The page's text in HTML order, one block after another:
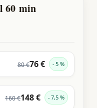
60 min
80 €76 € 5 %
160 €148 € 7,5 %